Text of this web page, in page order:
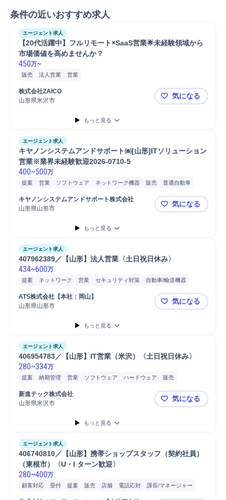
条件の近いおすすめ求人
エージェント求人
【20代活躍中】フルリモート×SaaS営業🌟未経験領域から
市場価値を高めませんか？
450万~
販売 法人営業 営業
株式会社ZAICO
山形県米沢市
【20代活躍
気になる
もっと見る
エージェント求人
キヤノンシステムアンドサポート㈱[山形]ITソリューション
営業※業界未経験歓迎2026-0710-5
400~500万
提案 営業 ソフトウェア ネットワーク機器 販売
普通自動車
キヤノンシステムアンドサポート株式会社
山形県山形市
キヤノンシ
気になる
もっと見る
エージェント求人
407962389／【山形】法人営業〈土日祝日休み〉
434~600万
提案 ネットワーク 営業 セキュリティ対策
自動車/輸送機器
自動車/輸送機械
自動車運転
ATS株式会社【本社：岡山】
山形県山形市
407962389
気になる
もっと見る
エージェント求人
406954783／【山形】IT営業（米沢）〈土日祝日休み〉
280~334万
提案 納期管理 営業 ソフトウェア ハードウェア 販売
新進テック株式会社
山形県米沢市
406954783
気になる
もっと見る
エージェント求人
406740810／【山形】携帯ショップスタッフ（契約社員）
（東根市）〈U・I ターン歓迎〉
280~400万
顧客対応 受付 提案 販売 店舗 電話応対
課長/マネージャー
師長/課長
顧客折衝